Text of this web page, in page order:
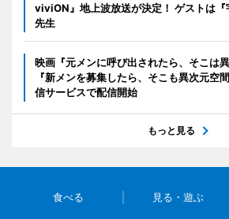
viviON』地上波放送が決定！ ゲストは『
先生
映画『元メンに呼び出されたら、そこは
『新メンを募集したら、そこも異次元空
信サービスで配信開始
もっと見る
食べる 見る・遊ぶ